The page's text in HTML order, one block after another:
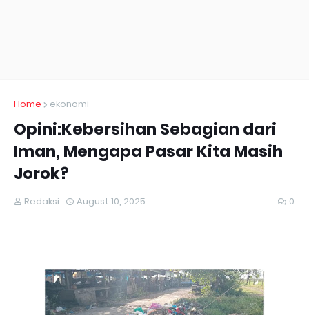
Home ekonomi
Opini:Kebersihan Sebagian dari
Iman, Mengapa Pasar Kita Masih
Jorok?
Redaksi August 10, 2025 0